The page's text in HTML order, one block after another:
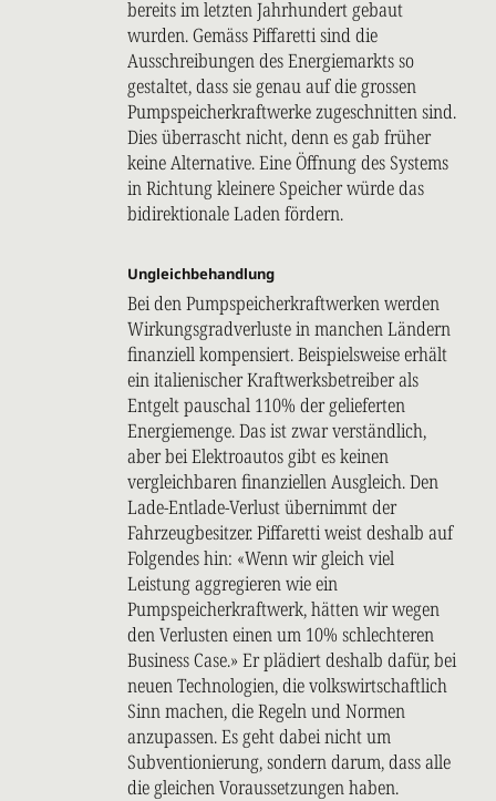
bereits im letzten Jahrhundert gebaut
wurden. Gemäss Piffaretti sind die
Ausschreibungen des Energiemarkts so
gestaltet, dass sie genau auf die grossen
Pumpspeicherkraftwerke zugeschnitten sind.
Dies überrascht nicht, denn es gab früher
keine Alternative. Eine Öffnung des Systems
in Richtung kleinere Speicher würde das
bidirektionale Laden fördern.
Ungleichbehandlung
Bei den Pumpspeicherkraftwerken werden
Wirkungsgradverluste in manchen Ländern
finanziell kompensiert. Beispielsweise erhält
ein italienischer Kraftwerksbetreiber als
Entgelt pauschal 110% der gelieferten
Energiemenge. Das ist zwar verständlich,
aber bei Elektroautos gibt es keinen
vergleichbaren finanziellen Ausgleich. Den
Lade-Entlade-Verlust übernimmt der
Fahrzeugbesitzer. Piffaretti weist deshalb auf
Folgendes hin: «Wenn wir gleich viel
Leistung aggregieren wie ein
Pumpspeicherkraftwerk, hätten wir wegen
den Verlusten einen um 10% schlechteren
Business Case.» Er plädiert deshalb dafür, bei
neuen Technologien, die volkswirtschaftlich
Sinn machen, die Regeln und Normen
anzupassen. Es geht dabei nicht um
Subventionierung, sondern darum, dass alle
die gleichen Voraussetzungen haben.